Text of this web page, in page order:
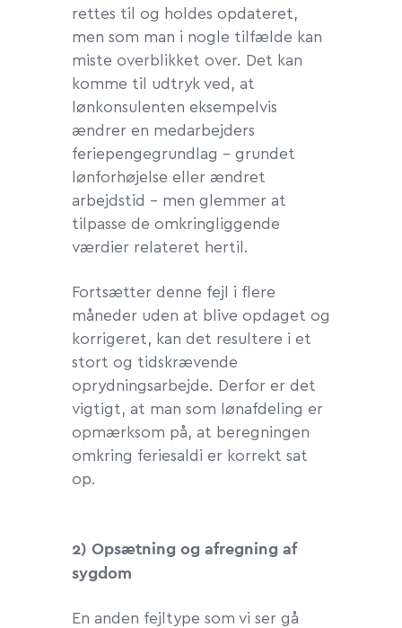
rettes til og holdes opdateret,
men som man i nogle tilfælde kan
miste overblikket over. Det kan
komme til udtryk ved, at
lønkonsulenten eksempelvis
ændrer en medarbejders
feriepengegrundlag – grundet
lønforhøjelse eller ændret
arbejdstid – men glemmer at
tilpasse de omkringliggende
værdier relateret hertil.
Fortsætter denne fejl i flere
måneder uden at blive opdaget og
korrigeret, kan det resultere i et
stort og tidskrævende
oprydningsarbejde. Derfor er det
vigtigt, at man som lønafdeling er
opmærksom på, at beregningen
omkring feriesaldi er korrekt sat
op.
2) Opsætning og afregning af
sygdom
En anden fejltype som vi ser gå